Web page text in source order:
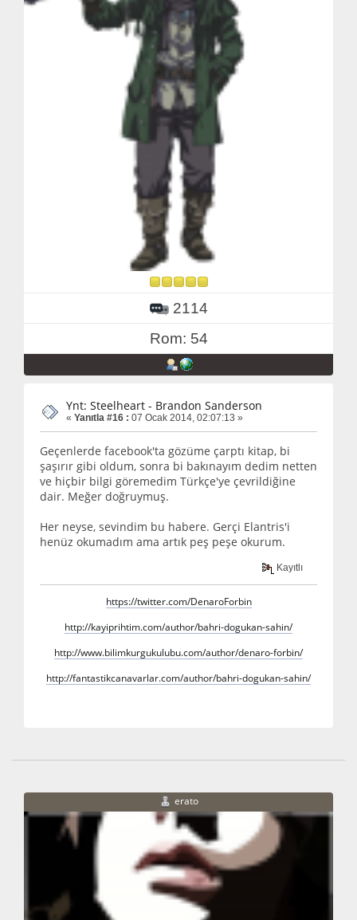
2114
Rom: 54
Ynt: Steelheart - Brandon Sanderson
« Yanıtla #16 : 07 Ocak 2014, 02:07:13 »
Geçenlerde facebook'ta gözüme çarptı kitap, bi
şaşırır gibi oldum, sonra bi bakınayım dedim netten
ve hiçbir bilgi göremedim Türkçe'ye çevrildiğine
dair. Meğer doğruymuş.
Her neyse, sevindim bu habere. Gerçi Elantris'i
henüz okumadım ama artık peş peşe okurum.
Kayıtlı
https://twitter.com/DenaroForbin
http://kayiprihtim.com/author/bahri-dogukan-sahin/
http://www.bilimkurgukulubu.com/author/denaro-forbin/
http://fantastikcanavarlar.com/author/bahri-dogukan-sahin/
erato